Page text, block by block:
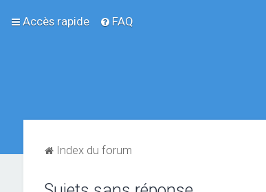
Accès rapide FAQ
Index du forum